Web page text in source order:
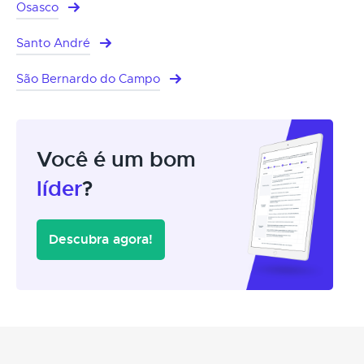
Osasco
Santo André
São Bernardo do Campo
Você é um bom
líder?
Descubra agora!